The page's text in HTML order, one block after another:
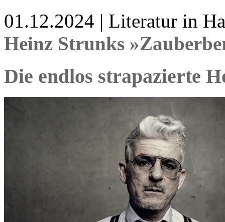
01.12.2024 | Literatur in
Heinz Strunks
Die endlos strapazierte